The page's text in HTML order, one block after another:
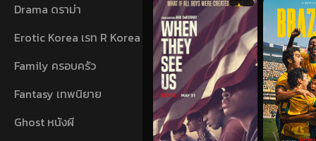
Drama ดราม่า
Erotic Korea เรท R Korea
Family ครอบครัว
Fantasy เทพนิยาย
Ghost หนังผี